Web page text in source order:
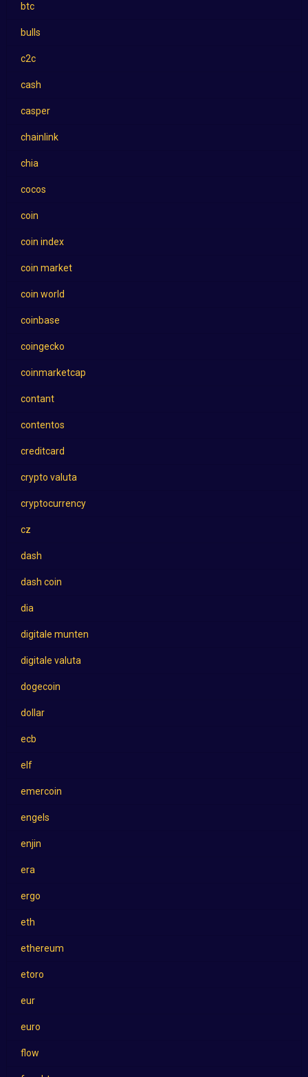
btc
bulls
c2c
cash
casper
chainlink
chia
cocos
coin
coin index
coin market
coin world
coinbase
coingecko
coinmarketcap
contant
contentos
creditcard
crypto valuta
cryptocurrency
cz
dash
dash coin
dia
digitale munten
digitale valuta
dogecoin
dollar
ecb
elf
emercoin
engels
enjin
era
ergo
eth
ethereum
etoro
eur
euro
flow